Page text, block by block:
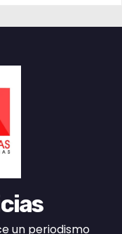
un periodismo